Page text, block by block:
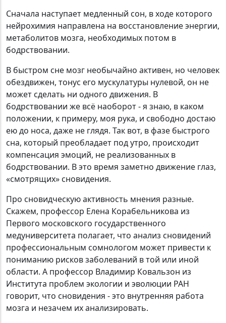
Сначала наступает медленный сон, в ходе которого
нейрохимия направлена на восстановление энергии,
метаболитов мозга, необходимых потом в
бодрствовании.
В быстром сне мозг необычайно активен, но человек
обездвижен, тонус его мускулатуры нулевой, он не
может сделать ни одного движения. В
бодрствовании же всё наоборот - я знаю, в каком
положении, к примеру, моя рука, и свободно достаю
ею до носа, даже не глядя. Так вот, в фазе быстрого
сна, который преобладает под утро, происходит
компенсация эмоций, не реализованных в
бодрствовании. В это время заметно движение глаз,
«смотрящих» с­новидения.
Про сновидческую активность мнения разные.
Скажем, профессор Елена Корабельникова из
Первого московского государственного
медуниверситета полагает, что анализ сновидений
профессиональным сомнологом может привести к
пониманию рисков заболеваний в той или иной
области. А профессор Владимир Ковальзон из
Института проблем экологии и эволюции РАН
говорит, что сновидения - это внутренняя работа
мозга и незачем их анализировать.